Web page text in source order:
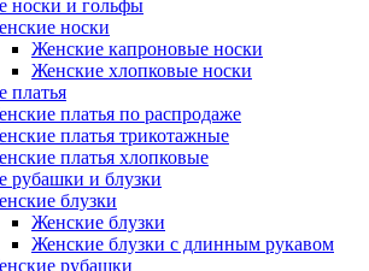
носки и гольфы
носки
Женские капроновые носки
Женские хлопковые носки
платья
платья по распродаже
платья трикотажные
платья хлопковые
рубашки и блузки
блузки
Женские блузки
Женские блузки с длинным рукавом
рубашки